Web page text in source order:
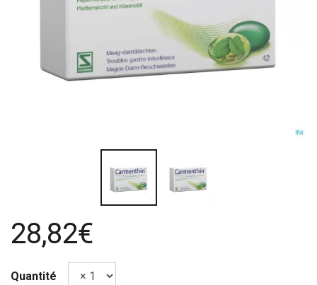
28,82€
Quantité